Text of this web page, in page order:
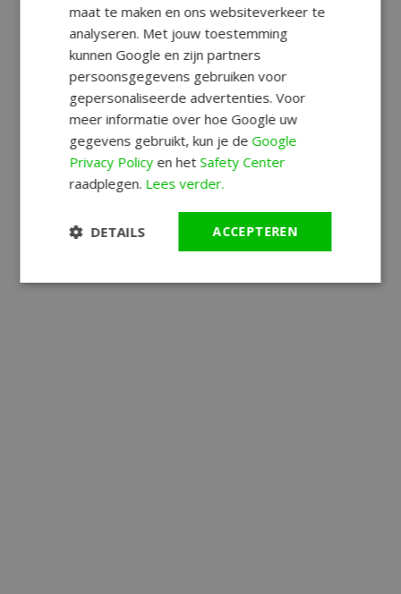
maat te maken en ons websiteverkeer te
analyseren. Met jouw toestemming
kunnen Google en zijn partners
persoonsgegevens gebruiken voor
gepersonaliseerde advertenties. Voor
meer informatie over hoe Google uw
gegevens gebruikt, kun je deGoogle
Privacy Policyen hetSafety Center
raadplegen. Lees verder.
ACCEPTEREN
DETAILS